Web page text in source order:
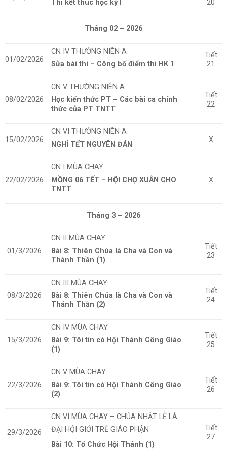
Thi kết thúc học kỳ I 20
Tháng 02 – 2026
01/02/2026
CN IV THƯỜNG NIÊN A
Sửa bài thi – Công bố điểm thi HK 1
Tiết
21
08/02/2026
CN V THƯỜNG NIÊN A
Học kiến thức PT – Các bài ca chính
thức của PT TNTT
Tiết
22
15/02/2026
CN VI THƯỜNG NIÊN A
NGHỈ TẾT NGUYÊN ĐÁN
X
22/02/2026
CN I MÙA CHAY
MỒNG 06 TẾT – HỘI CHỢ XUÂN CHO
TNTT
X
Tháng 3 – 2026
01/3/2026
CN II MÙA CHAY
Bài 8: Thiên Chúa là Cha và Con và
Thánh Thần (1)
Tiết
23
08/3/2026
CN III MÙA CHAY
Bài 8: Thiên Chúa là Cha và Con và
Thánh Thần (2)
Tiết
24
15/3/2026
CN IV MÙA CHAY
Bài 9: Tôi tin có Hội Thánh Công Giáo
(1)
Tiết
25
22/3/2026
CN V MÙA CHAY
Bài 9: Tôi tin có Hội Thánh Công Giáo
(2)
Tiết
26
29/3/2026
CN VI MÙA CHAY – CHÚA NHẬT LỄ LÁ
ĐẠI HỘI GIỚI TRẺ GIÁO PHẬN
Bài 10: Tổ Chức Hội Thánh (1)
Tiết
27